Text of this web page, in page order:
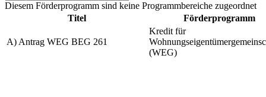
Diesem Förderprogramm sind keine Programmbereiche zugeordnet
Titel
Förderprogramm
A) Antrag WEG BEG 261
Kredit für
(WEG)